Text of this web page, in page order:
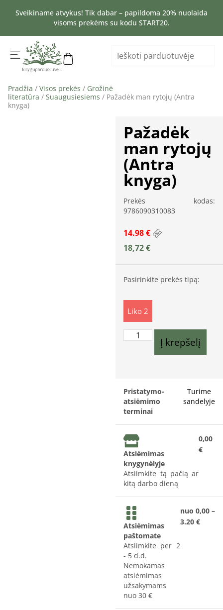
Sveikiname atvykus! Tik dabar – papildoma 20% nuolaida
visoms prekėms su kodu START20.
Pradžia / Visos prekės / Grožinė
literatūra / Suaugusiesiems / Pažadėk man rytojų (Antra
knyga)
Pažadėk
man rytojų
(Antra
knyga)
Prekės kodas:
9786090310083
14.98 €
18,72€
Pasirinkite prekės tipą:
Liko 2
Į krepšelį
Pristatymo-
atsiėmimo
terminai
Turime
sandelyje
Atsiėmimas
knygynėlyje
Atsiimkite tą pačią ar
kitą darbo dieną
0,00
€
Atsiėmimas
paštomate
Atsiimkite per 2
- 5 d.d.
Nemokamas
atsiėmimas
užsakymams
nuo 30 €
nuo 0,00 –
3.20 €